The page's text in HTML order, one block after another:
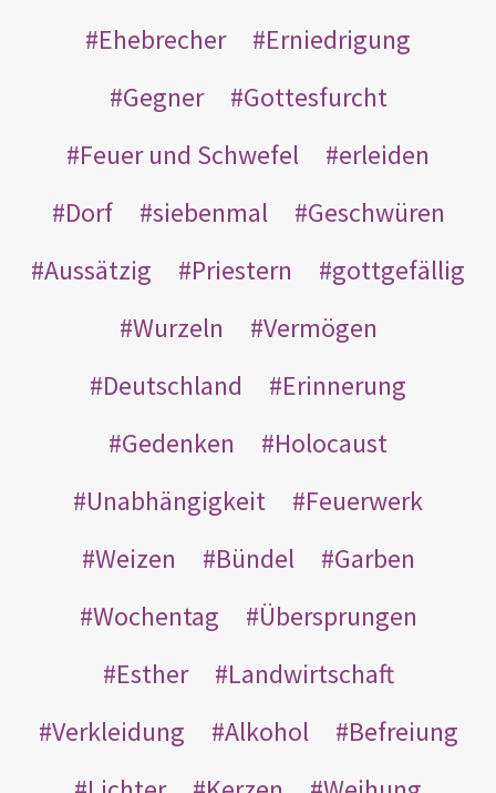
Ehebrecher
Erniedrigung
Gegner
Gottesfurcht
Feuer und Schwefel
erleiden
Dorf
siebenmal
Geschwüren
Aussätzig
Priestern
gottgefällig
Wurzeln
Vermögen
Deutschland
Erinnerung
Gedenken
Holocaust
Unabhängigkeit
Feuerwerk
Weizen
Bündel
Garben
Wochentag
Übersprungen
Esther
Landwirtschaft
Verkleidung
Alkohol
Befreiung